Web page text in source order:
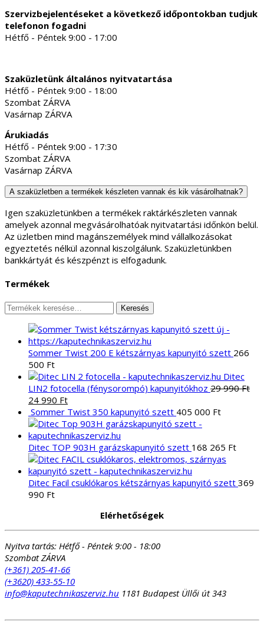
Szervizbejelentéseket a következő időpontokban tudjuk
telefonon fogadni
Hétfő - Péntek 9:00 - 17:00
Szaküzletünk általános nyitvatartása
Hétfő - Péntek 9:00 - 18:00
Szombat ZÁRVA
Vasárnap ZÁRVA
Árukiadás
Hétfő - Péntek 9:00 - 17:30
Szombat ZÁRVA
Vasárnap ZÁRVA
A szaküzletben a termékek készleten vannak és kik vásárolhatnak?
Igen szaküzletünkben a termékek raktárkészleten vannak
amelyek azonnal megvásárolhatóak nyitvatartási időnkön belül.
Az üzletben mind magánszemélyek mind vállalkozásokat
egyeztetés nélkül azonnal kiszolgálunk. Szaküzletünkben
bankkártyát és készpénzt is elfogadunk.
Termékek
Keresés
következőre:
Keresés
Sommer Twist 200 E kétszárnyas kapunyitó szett 266
500 Ft
Ditec
LIN2 fotocella (fénysorompó) kapunyitókhoz 29 990Ft
Original
price
was:
29
990 Ft.
24 990 FtCurrent
price
is:
24
990 Ft.
Sommer Twist 350 kapunyitó szett 405 000 Ft
Ditec TOP 903H garázskapunyitó szett 168 265 Ft
Ditec Facil csuklókaros kétszárnyas kapunyitó szett 369
990 Ft
Elérhetőségek
Nyitva tartás: Hétfő - Péntek 9:00 - 18:00
Szombat ZÁRVA
(+361) 205-41-66
(+3620) 433-55-10
info@kaputechnikaszerviz.hu 1181 Budapest Üllői út 343